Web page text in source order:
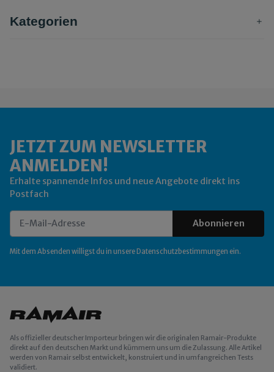
Kategorien
JETZT ZUM NEWSLETTER
ANMELDEN!
Erhalte spannende Infos und neue Angebote direkt ins
Postfach
Abonnieren
Mit dem Absenden willigst du in unsere Datenschutzbestimmungen ein.
Als offizieller deutscher Importeur bringen wir die originalen Ramair-Produkte
direkt auf den deutschen Markt und kümmern uns um die Zulassung. Alle Artikel
werden von Ramair selbst entwickelt, konstruiert und in umfangreichen Tests
validiert.